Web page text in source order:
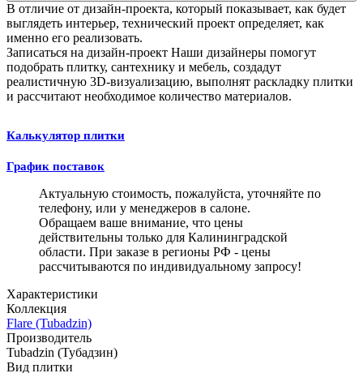
В отличие от дизайн-проекта, который показывает, как будет
выглядеть интерьер, технический проект определяет, как
именно его реализовать.
Записаться на дизайн-проект Наши дизайнеры помогут
подобрать плитку, сантехнику и мебель, создадут
реалистичную 3D-визуализацию, выполнят раскладку плитки
и рассчитают необходимое количество материалов.
Калькулятор плитки
График поставок
Актуальную стоимость, пожалуйста, уточняйте по
телефону, или у менеджеров в салоне.
Обращаем ваше внимание, что цены
действительны только для Калининградской
области. При заказе в регионы РФ - цены
рассчитываются по индивидуальному запросу!
Характеристики
Коллекция
Flare (Tubadzin)
Производитель
Tubadzin (Тубадзин)
Вид плитки